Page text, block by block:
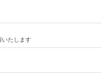
いたします